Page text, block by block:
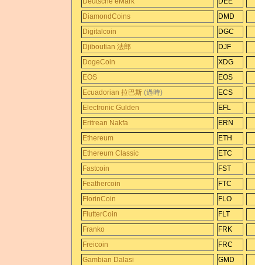
DiamondCoins
DMD
Digitalcoin
DGC
Djiboutian 法郎
DJF
DogeCoin
XDG
EOS
EOS
Ecuadorian 拉巴斯 (過時) ECS
Electronic Gulden
EFL
Eritrean Nakfa
ERN
Ethereum
ETH
Ethereum Classic
ETC
Fastcoin
FST
Feathercoin
FTC
FlorinCoin
FLO
FlutterCoin
FLT
Franko
FRK
Freicoin
FRC
Gambian Dalasi
GMD